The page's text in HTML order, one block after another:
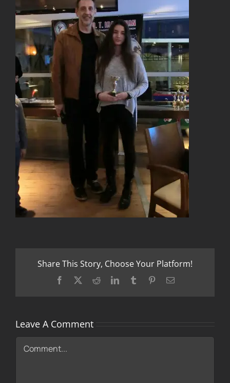
Share This Story, Choose Your Platform!
Facebook RedditLinkedInTumblr PinterestEmail
Leave A Comment
Comment